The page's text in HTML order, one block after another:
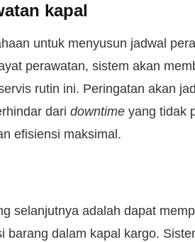
kapal
untuk menyusun jadwal
perawatan, sistem akan
rutin ini. Peringatan akan
daridowntimeyang tidak
efisiensi maksimal.
selanjutnya adalah dapat
barang dalam kapal kargo.